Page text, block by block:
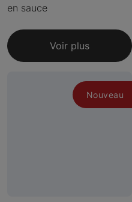
en sauce
Voir plus
Nouveau